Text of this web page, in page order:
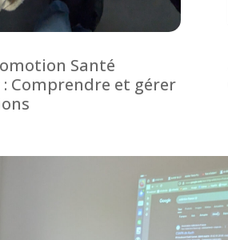
Santé
Comprendre et gérer